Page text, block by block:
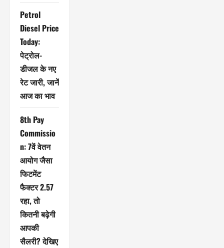
Petrol
Diesel Price
Today:
पेट्रोल-
डीजल के नए
रेट जारी, जानें
आज का भाव
8th Pay
Commissio
n: 7वें वेतन
आयोग जैसा
फिटमेंट
फैक्टर 2.57
रहा, तो
कितनी बढ़ेगी
आपकी
सैलरी? देखिए